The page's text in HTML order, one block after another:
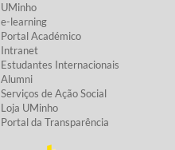
UMinho
e-learning
Portal Académico
Intranet
Estudantes Inter​​nacionais
Alumni
Serviços de Ação Social​
Loja UMinho
Portal da Transparência